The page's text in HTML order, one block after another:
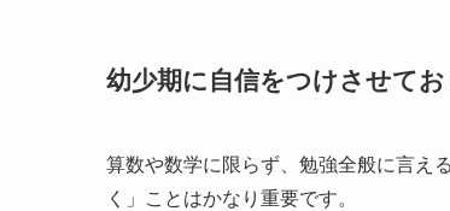
幼少期に自信をつけさせてお
算数や数学に限らず、勉強全般に言え
く」ことはかなり重要です。